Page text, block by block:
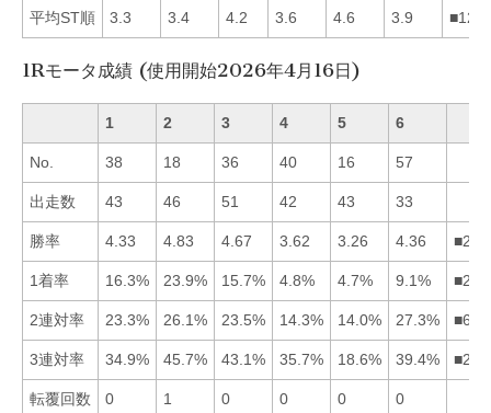
平均ST順 3.3 3.4 4.2 3.6 4.6 3.9
1Rモータ成績 (使用開始2026年4月16日)
1 2 3 4 5 6
No. 38 18 36 40 16 57
出走数 43 46 51 42 43 33
勝率 4.33 4.83 4.67 3.62 3.26 4.36
1着率 16.3% 23.9% 15.7% 4.8% 4.7% 9.1%
2連対率 23.3% 26.1% 23.5% 14.3% 14.0% 27.3%
3連対率 34.9% 45.7% 43.1% 35.7% 18.6% 39.4%
転覆回数 0 1 0 0 0 0